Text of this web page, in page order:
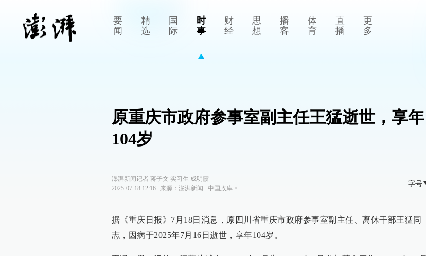
要
闻
精
选
国
际
时
事
财
经
思
想
播
客
体
育
直
播
更
多
原重庆市政府参事室副主任王猛逝世，享年
104岁
澎湃新闻记者 蒋子文 实习生 成明霞
2025-07-18 12:16
来源： 澎湃新闻 ∙ 中国政库>
字号
据《重庆日报》7月18日消息，原四川省重庆市政府参事室副主任、离休干部王猛同
志，因病于2025年7月16日逝世，享年104岁。